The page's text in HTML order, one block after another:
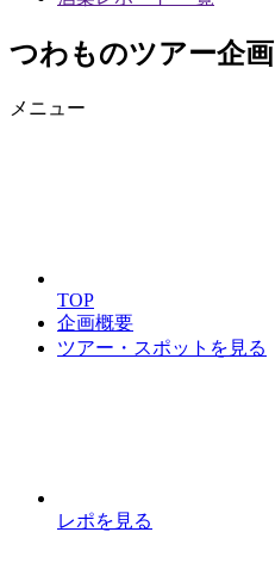
つわものツアー企画
メニュー
TOP
企画概要
ツアー・スポットを見る
レポを見る